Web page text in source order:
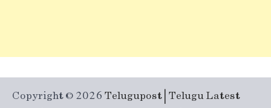
Copyright © 2026 Telugupost | Telugu Latest